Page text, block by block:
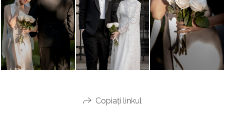
Copiați linkul